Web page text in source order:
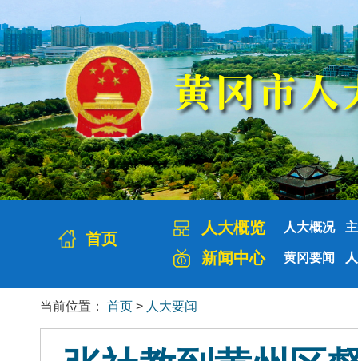
首页
人大概览 人大概况
新闻中心 黄冈要闻
当前位置： 首页 > 人大要闻